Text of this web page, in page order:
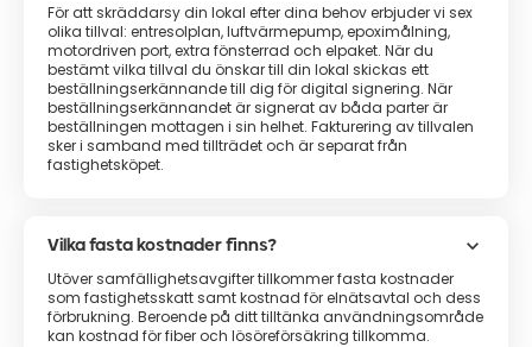
För att skräddarsy din lokal efter dina behov erbjuder vi sex
olika tillval: entresolplan, luftvärmepump, epoximålning,
motordriven port, extra fönsterrad och elpaket. När du
bestämt vilka tillval du önskar till din lokal skickas ett
beställningserkännande till dig för digital signering. När
beställningserkännandet är signerat av båda parter är
beställningen mottagen i sin helhet. Fakturering av tillvalen
sker i samband med tillträdet och är separat från
fastighetsköpet.
Vilka fasta kostnader finns? keyboard_arrow_down
Utöver samfällighetsavgifter tillkommer fasta kostnader
som fastighetsskatt samt kostnad för elnätsavtal och dess
förbrukning. Beroende på ditt tilltänka användningsområde
kan kostnad för fiber och lösöreförsäkring tillkomma.